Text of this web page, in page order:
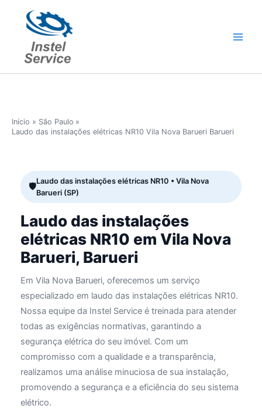
conteúdo
Início
São Paulo
Laudo das instalações elétricas NR10 Vila Nova Barueri Barueri
Laudo das instalações elétricas NR10 • Vila Nova
Barueri (SP)
Laudo das instalações
elétricas NR10 em Vila Nova
Barueri, Barueri
Em Vila Nova Barueri, oferecemos um serviço
especializado em laudo das instalações elétricas NR10.
Nossa equipe da Instel Service é treinada para atender
todas as exigências normativas, garantindo a
segurança elétrica do seu imóvel. Com um
compromisso com a qualidade e a transparência,
realizamos uma análise minuciosa de sua instalação,
promovendo a segurança e a eficiência do seu sistema
elétrico.